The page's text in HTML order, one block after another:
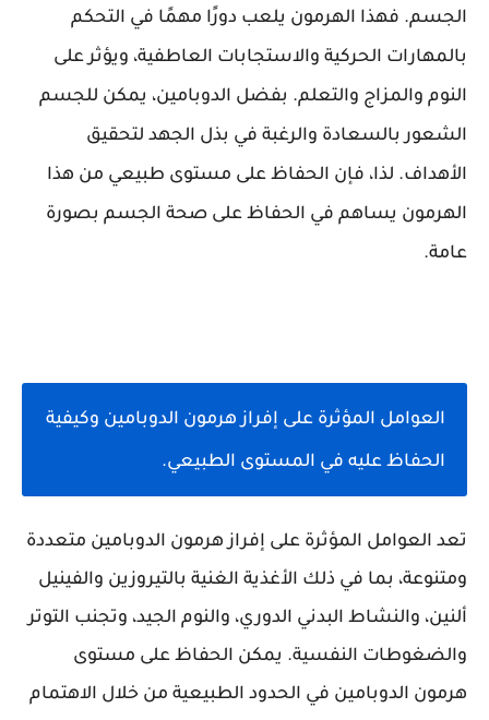
الجسم. فهذا الهرمون يلعب دورًا مهمًا في التحكم
بالمهارات الحركية والاستجابات العاطفية، ويؤثر على
النوم والمزاج والتعلم. بفضل الدوبامين، يمكن للجسم
الشعور بالسعادة والرغبة في بذل الجهد لتحقيق
الأهداف. لذا، فإن الحفاظ على مستوى طبيعي من هذا
الهرمون يساهم في الحفاظ على صحة الجسم بصورة
عامة.
العوامل المؤثرة على إفراز هرمون الدوبامين وكيفية
الحفاظ عليه في المستوى الطبيعي.
تعد العوامل المؤثرة على إفراز هرمون الدوبامين متعددة
ومتنوعة، بما في ذلك الأغذية الغنية بالتيروزين والفينيل
ألنين، والنشاط البدني الدوري، والنوم الجيد، وتجنب التوتر
والضغوطات النفسية. يمكن الحفاظ على مستوى
هرمون الدوبامين في الحدود الطبيعية من خلال الاهتمام